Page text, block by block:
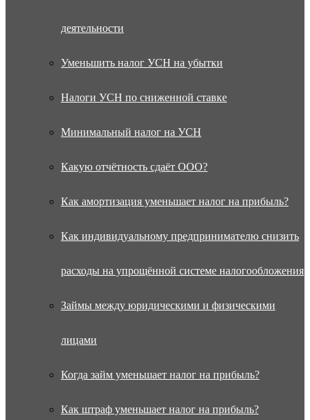
деятельности
Уменьшить налог УСН на убытки
Налоги УСН по сниженной ставке
Минимальный налог на УСН
Какую отчётность сдаёт ООО?
Как амортизация уменьшает налог на прибыль?
Как индивидуальному предпринимателю снизить
расходы на упрощённой системе налогообложения
Займы между юридическими и физическими
лицами
Когда займ уменьшает налог на прибыль?
Как штраф уменьшает налог на прибыль?